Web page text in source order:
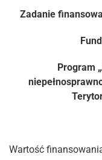
Zadanie
Program
Wartość